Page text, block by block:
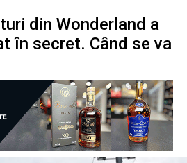
din Wonderland a
în secret. Când se va